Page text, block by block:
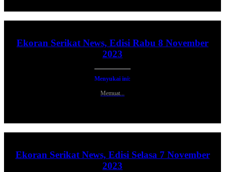
Ekoran Serikat News, Edisi Rabu 8 November
2023
Menyukai ini:
Memuat...
Ekoran Serikat News, Edisi Selasa 7 November
2023